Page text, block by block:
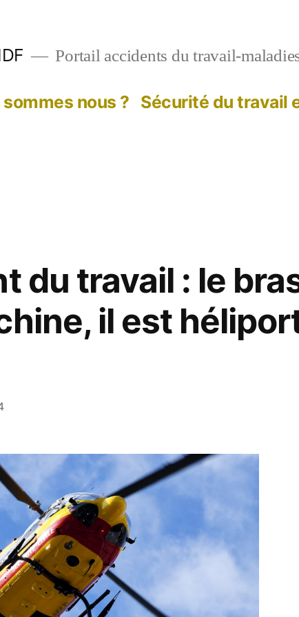
Portail accidents du travail-
sommes nous ? Sécurité du travail
du travail : le
il est